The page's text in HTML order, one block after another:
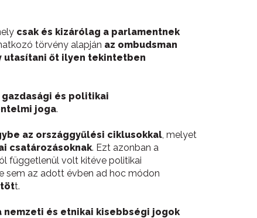
csak és kizárólag a parlamentnek
törvény alapján az ombudsman
utasítani őt ilyen tekintetben
és politikai
joga.
az országgyűlési ciklusokkal, melyet
csatározásoknak. Ezt azonban a
függetlenül volt kitéve politikai
sem az adott évben ad hoc módon
t.
és etnikai kisebbségi jogok